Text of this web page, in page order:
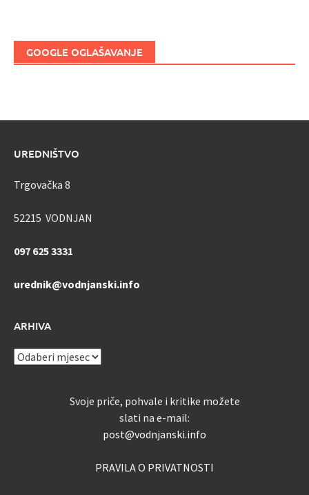
GOOGLE OGLAŠAVANJE
UREDNIŠTVO
Trgovačka 8
52215 VODNJAN
097 625 3331
urednik@vodnjanski.info
ARHIVA
ARHIVA
Svoje priče, pohvale i kritike možete
slati na e-mail:
post@vodnjanski.info
PRAVILA O PRIVATNOSTI